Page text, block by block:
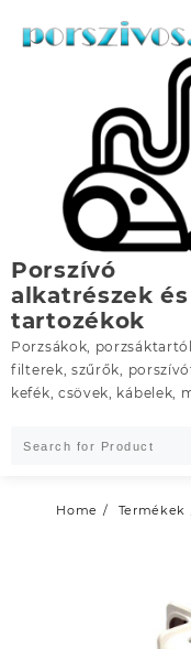
Porszívó
alkatrészek és
tartozékok
Porzsákok,
filterek, szűrők,
kefék, csövek, kábelek,
Home Termékek